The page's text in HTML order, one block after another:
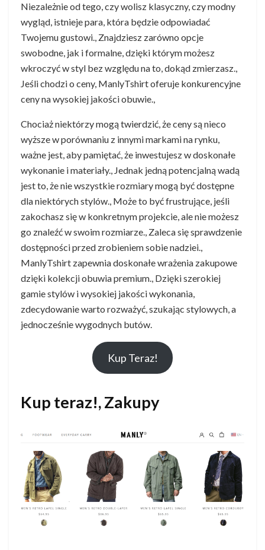
Niezależnie od tego, czy wolisz klasyczny, czy modny
wygląd, istnieje para, która będzie odpowiadać
Twojemu gustowi., Znajdziesz zarówno opcje
swobodne, jak i formalne, dzięki którym możesz
wkroczyć w styl bez względu na to, dokąd zmierzasz.,
Jeśli chodzi o ceny, ManlyTshirt oferuje konkurencyjne
ceny na wysokiej jakości obuwie.,
Chociaż niektórzy mogą twierdzić, że ceny są nieco
wyższe w porównaniu z innymi markami na rynku,
ważne jest, aby pamiętać, że inwestujesz w doskonałe
wykonanie i materiały., Jednak jedną potencjalną wadą
jest to, że nie wszystkie rozmiary mogą być dostępne
dla niektórych stylów., Może to być frustrujące, jeśli
zakochasz się w konkretnym projekcie, ale nie możesz
go znaleźć w swoim rozmiarze., Zaleca się sprawdzenie
dostępności przed zrobieniem sobie nadziei.,
ManlyTshirt zapewnia doskonałe wrażenia zakupowe
dzięki kolekcji obuwia premium., Dzięki szerokiej
gamie stylów i wysokiej jakości wykonania,
zdecydowanie warto rozważyć, szukając stylowych, a
jednocześnie wygodnych butów.
Kup Teraz!
Kup teraz!, Zakupy